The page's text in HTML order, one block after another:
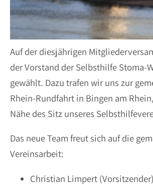
Auf der diesjährigen
der Vorstand der Selbsthilfe Stoma-
gewählt. Dazu trafen wir uns zur
Rhein-Rundfahrt in Bingen am
Nähe des Sitz unseres
Das neue Team freut sich auf die
Vereinsarbeit:
Christian Limpert (Vorsitzender)